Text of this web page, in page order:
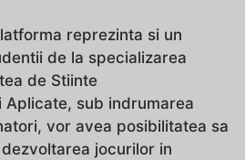
reprezinta si un
de la specializarea
de Stiinte
Aplicate, sub indrumarea
vor avea posibilitatea sa
jocurilor in